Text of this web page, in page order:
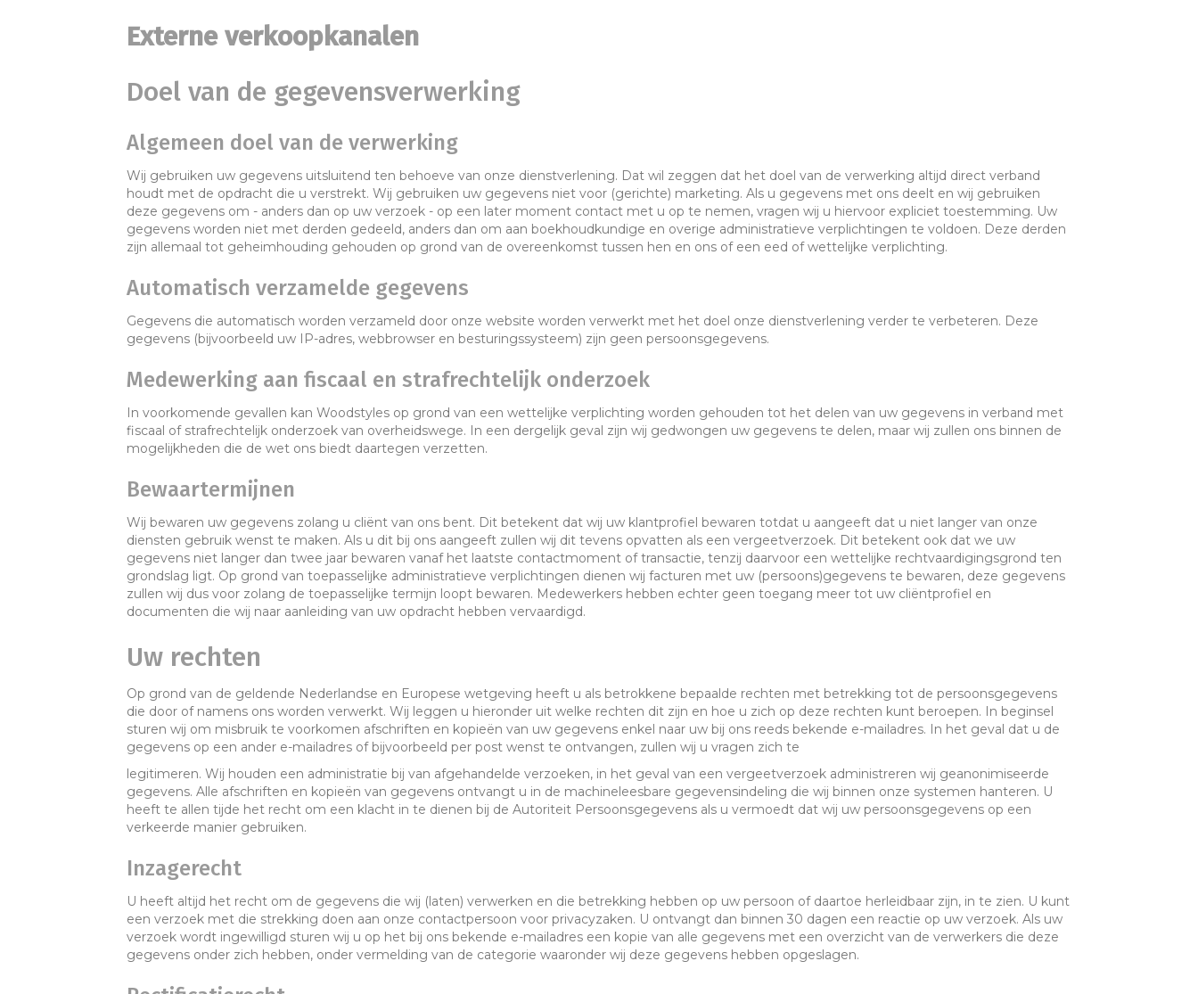
Externe verkoopkanalen
Doel van de gegevensverwerking
Algemeen doel van de verwerking
Wij gebruiken uw gegevens uitsluitend ten behoeve van onze dienstverlening. Dat wil zeggen dat het doel van de verwerking altijd direct verband
houdt met de opdracht die u verstrekt. Wij gebruiken uw gegevens niet voor (gerichte) marketing. Als u gegevens met ons deelt en wij gebruiken
deze gegevens om - anders dan op uw verzoek - op een later moment contact met u op te nemen, vragen wij u hiervoor expliciet toestemming. Uw
gegevens worden niet met derden gedeeld, anders dan om aan boekhoudkundige en overige administratieve verplichtingen te voldoen. Deze derden
zijn allemaal tot geheimhouding gehouden op grond van de overeenkomst tussen hen en ons of een eed of wettelijke verplichting.
Automatisch verzamelde gegevens
Gegevens die automatisch worden verzameld door onze website worden verwerkt met het doel onze dienstverlening verder te verbeteren. Deze
gegevens (bijvoorbeeld uw IP-adres, webbrowser en besturingssysteem) zijn geen persoonsgegevens.
Medewerking aan fiscaal en strafrechtelijk onderzoek
In voorkomende gevallen kan Woodstyles op grond van een wettelijke verplichting worden gehouden tot het delen van uw gegevens in verband met
fiscaal of strafrechtelijk onderzoek van overheidswege. In een dergelijk geval zijn wij gedwongen uw gegevens te delen, maar wij zullen ons binnen de
mogelijkheden die de wet ons biedt daartegen verzetten.
Bewaartermijnen
Wij bewaren uw gegevens zolang u cliënt van ons bent. Dit betekent dat wij uw klantprofiel bewaren totdat u aangeeft dat u niet langer van onze
diensten gebruik wenst te maken. Als u dit bij ons aangeeft zullen wij dit tevens opvatten als een vergeetverzoek. Dit betekent ook dat we uw
gegevens niet langer dan twee jaar bewaren vanaf het laatste contactmoment of transactie, tenzij daarvoor een wettelijke rechtvaardigingsgrond ten
grondslag ligt. Op grond van toepasselijke administratieve verplichtingen dienen wij facturen met uw (persoons)gegevens te bewaren, deze gegevens
zullen wij dus voor zolang de toepasselijke termijn loopt bewaren. Medewerkers hebben echter geen toegang meer tot uw cliëntprofiel en
documenten die wij naar aanleiding van uw opdracht hebben vervaardigd.
Uw rechten
Op grond van de geldende Nederlandse en Europese wetgeving heeft u als betrokkene bepaalde rechten met betrekking tot de persoonsgegevens
die door of namens ons worden verwerkt. Wij leggen u hieronder uit welke rechten dit zijn en hoe u zich op deze rechten kunt beroepen. In beginsel
sturen wij om misbruik te voorkomen afschriften en kopieën van uw gegevens enkel naar uw bij ons reeds bekende e-mailadres. In het geval dat u de
gegevens op een ander e-mailadres of bijvoorbeeld per post wenst te ontvangen, zullen wij u vragen zich te
legitimeren. Wij houden een administratie bij van afgehandelde verzoeken, in het geval van een vergeetverzoek administreren wij geanonimiseerde
gegevens. Alle afschriften en kopieën van gegevens ontvangt u in de machineleesbare gegevensindeling die wij binnen onze systemen hanteren. U
heeft te allen tijde het recht om een klacht in te dienen bij de Autoriteit Persoonsgegevens als u vermoedt dat wij uw persoonsgegevens op een
verkeerde manier gebruiken.
Inzagerecht
U heeft altijd het recht om de gegevens die wij (laten) verwerken en die betrekking hebben op uw persoon of daartoe herleidbaar zijn, in te zien. U kunt
een verzoek met die strekking doen aan onze contactpersoon voor privacyzaken. U ontvangt dan binnen 30 dagen een reactie op uw verzoek. Als uw
verzoek wordt ingewilligd sturen wij u op het bij ons bekende e-mailadres een kopie van alle gegevens met een overzicht van de verwerkers die deze
gegevens onder zich hebben, onder vermelding van de categorie waaronder wij deze gegevens hebben opgeslagen.